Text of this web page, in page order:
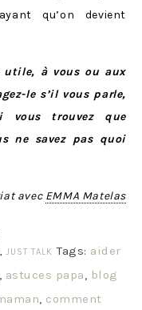
qu’on devient
utile, à vous ou aux
le s’il vous parle,
vous trouvez que
ne savez pas quoi
avec EMMA Matelas
,JUST TALK Tags: aider
, astuces papa, blog
, comment